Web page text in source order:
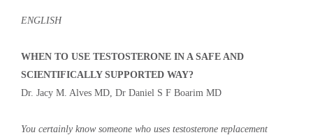
ENGLISH
WHEN TO USE TESTOSTERONE IN A SAFE AND
SCIENTIFICALLY SUPPORTED WAY?
Dr. Jacy M. Alves MD, Dr Daniel S F Boarim MD
You certainly know someone who uses testosterone replacement